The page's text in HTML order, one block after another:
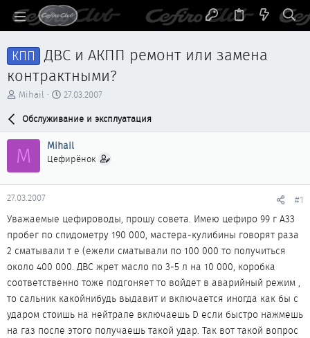
КПП ДВС и АКПП ремонт или замена
контрактными?
А
р
т
м
ы
Mihail
Д
т
н
а
а
27.03.2007
Обслуживание и эксплуатация
M Mihail
Цефирёнок
27.03.2007 #1
Уважаемые цефироводы, прошу совета. Имею цефиро 99 г А33
пробег по спидометру 190 000, мастера-кулибины говорят раза
2 сматывали т е (ежели сматывали по 100 000 то получиться
около 400 000. ДВС жрет масло по 3-5 л на 10 000, коробка
соответственно тоже подгоняет то войдет в аварийный режим ,
то сальник какойнибудь выдавит и включается иногда как бы с
ударом стоишь на нейтрале включаешь D если быстро нажмешь
на газ после этого получаешь такой удар. Так вот такой вопрос